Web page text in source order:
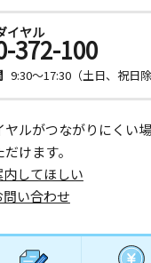
イヤル
372-100
9:30～17:30（土日、祝日除
ヤルがつながりにくい
けます。
してほしい
い合わせ